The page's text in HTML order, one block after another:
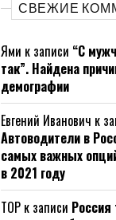
СВЕЖИЕ
Ями к записи “С
так”. Найдена
демографии
Евгений Иванович к
Автоводители в
самых важных
в 2021 году
ТОР к записи Россия